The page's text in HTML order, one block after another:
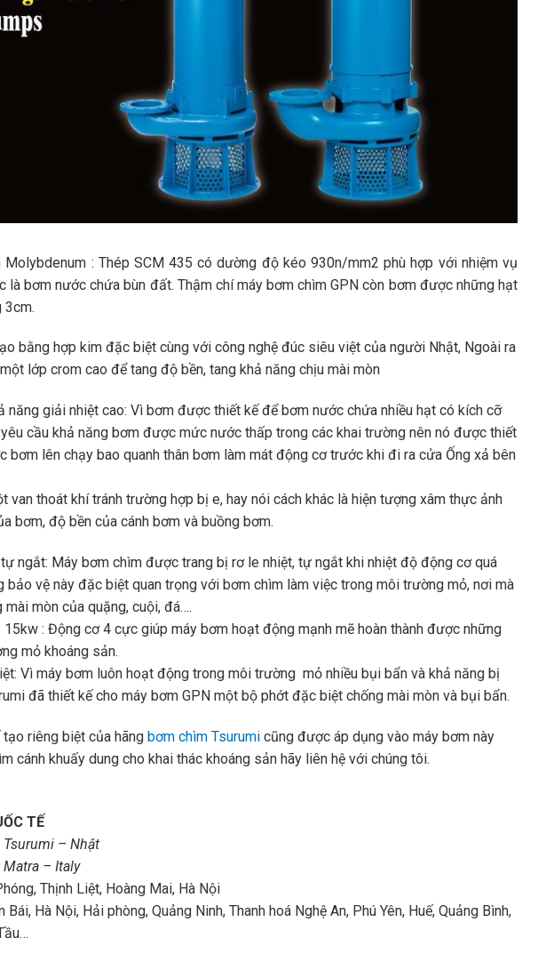
: Thép SCM 435 có dường độ kéo 930n/mm2 phù hợp với nhiệm vụ
là bơm nước chứa bùn đất. Thậm chí máy bơm chìm GPN còn bơm được những hạt
3cm.
bằng hợp kim đặc biệt cùng với công nghệ đúc siêu việt của người Nhật, Ngoài ra
lớp crom cao để tang độ bền, tang khả năng chịu mài mòn
năng giải nhiệt cao: Vì bơm được thiết kế để bơm nước chứa nhiều hạt có kích cỡ
cầu khả năng bơm được mức nước thấp trong các khai trường nên nó được thiết
bơm lên chạy bao quanh thân bơm làm mát động cơ trước khi đi ra cửa Ống xả bên
van thoát khí tránh trường hợp bị e, hay nói cách khác là hiện tượng xâm thực ảnh
bơm, độ bền của cánh bơm và buồng bơm.
ngắt: Máy bơm chìm được trang bị rơ le nhiệt, tự ngắt khi nhiệt độ động cơ quá
vệ này đặc biệt quan trọng với bơm chìm làm việc trong môi trường mỏ, nơi mà
mòn của quặng, cuội, đá….
: Động cơ 4 cực giúp máy bơm hoạt động mạnh mẽ hoàn thành được những
mỏ khoáng sản.
Vì máy bơm luôn hoạt động trong môi trường mỏ nhiều bụi bẩn và khả năng bị
đã thiết kế cho máy bơm GPN một bộ phớt đặc biệt chống mài mòn và bụi bẩn.
riêng biệt của hãng bơm chìm Tsurumi cũng được áp dụng vào máy bơm này
cánh khuấy dung cho khai thác khoáng sản hãy liên hệ với chúng tôi.
TẾ
– Nhật
– Italy
Thịnh Liệt, Hoàng Mai, Hà Nội
Bái, Hà Nội, Hải phòng, Quảng Ninh, Thanh hoá Nghệ An, Phú Yên, Huế, Quảng Bình,